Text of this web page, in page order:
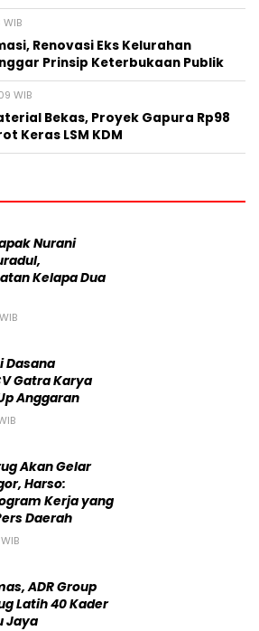
Renovasi Eks Kelurahan
Prinsip Keterbukaan Publik
WIB
Bekas, Proyek Gapura Rp98
Keras LSM KDM
Nurani
Kelapa Dua
Dasana
Gatra Karya
Anggaran
Akan Gelar
Harso:
Kerja yang
Daerah
ADR Group
Latih 40 Kader
Jaya‎